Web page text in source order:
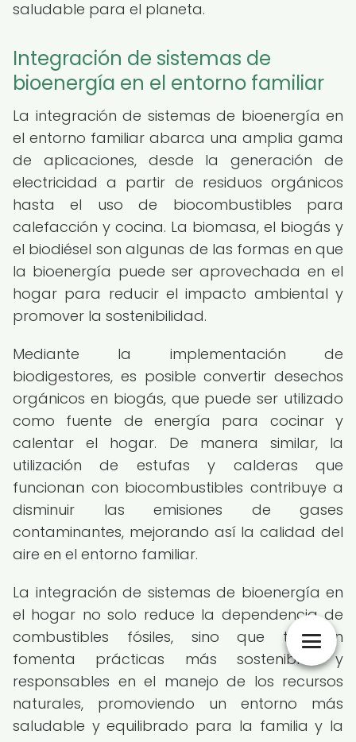
saludable para el planeta.
Integración de sistemas de
bioenergía en el entorno familiar
La integración de sistemas de bioenergía en
el entorno familiar abarca una amplia gama
de aplicaciones, desde la generación de
electricidad a partir de residuos orgánicos
hasta el uso de biocombustibles para
calefacción y cocina. La biomasa, el biogás y
el biodiésel son algunas de las formas en que
la bioenergía puede ser aprovechada en el
hogar para reducir el impacto ambiental y
promover la sostenibilidad.
Mediante la implementación de
biodigestores, es posible convertir desechos
orgánicos en biogás, que puede ser utilizado
como fuente de energía para cocinar y
calentar el hogar. De manera similar, la
utilización de estufas y calderas que
funcionan con biocombustibles contribuye a
disminuir las emisiones de gases
contaminantes, mejorando así la calidad del
aire en el entorno familiar.
La integración de sistemas de bioenergía en
el hogar no solo reduce la dependencia de
combustibles fósiles, sino que también
fomenta prácticas más sostenibles y
responsables en el manejo de los recursos
naturales, promoviendo un entorno más
saludable y equilibrado para la familia y la